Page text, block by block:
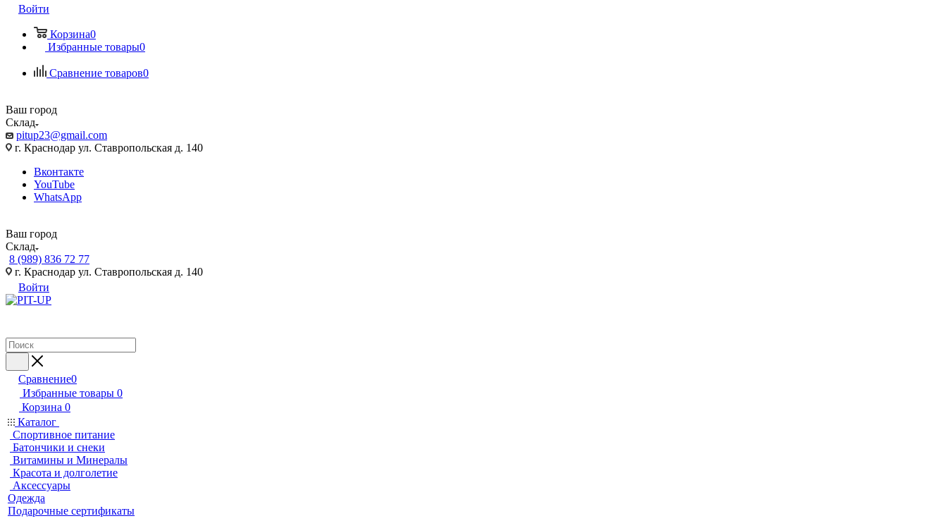
Войти
Корзина0
Избранные товары0
Сравнение товаров0
Ваш город
Склад
pitup23@gmail.com
г. Краснодар ул. Ставропольская д. 140
Вконтакте
YouTube
WhatsApp
Ваш город
Склад
8 (989) 836 72 77
г. Краснодар ул. Ставропольская д. 140
Войти
Сравнение0
Избранные товары 0
Корзина 0
Каталог
Спортивное питание
Батончики и снеки
Витамины и Минералы
Красота и долголетие
Аксессуары
Одежда
Подарочные сертификаты